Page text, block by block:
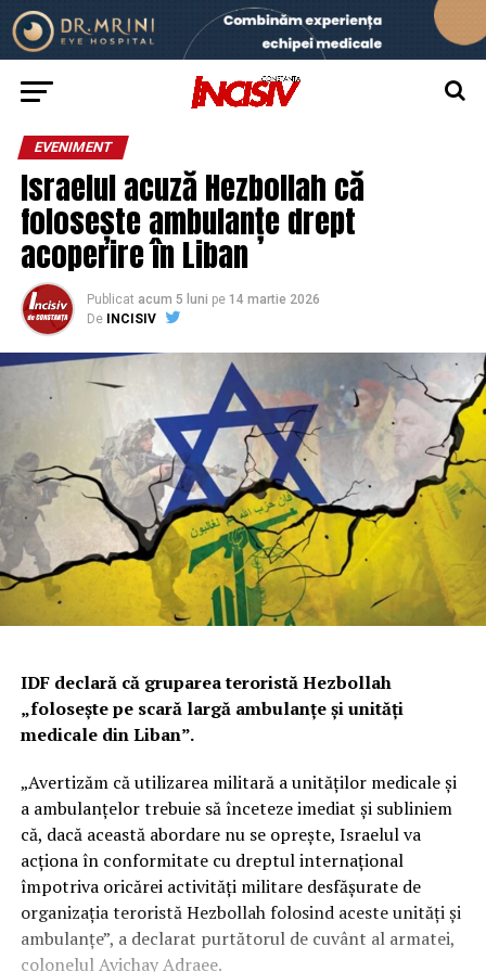
EVENIMENT
Israelul acuză Hezbollah că
folosește ambulanțe drept
acoperire în Liban
Publicat acum 5 luni pe 14 martie 2026
De
INCISIV
IDF declară că gruparea teroristăHezbollah
„folosește pe scară largă ambulanțe și unități
medicale din Liban”.
„Avertizăm că utilizarea militară a unităților medicale și
a ambulanțelor trebuie să înceteze imediat și subliniem
că, dacă această abordare nu se oprește, Israelul va
acționa în conformitate cu dreptul internațional
împotriva oricărei activități militare desfășurate de
organizația teroristă Hezbollah folosind aceste unități și
ambulanțe”, a declarat purtătorul de cuvânt al armatei,
colonelul Avichay Adraee.